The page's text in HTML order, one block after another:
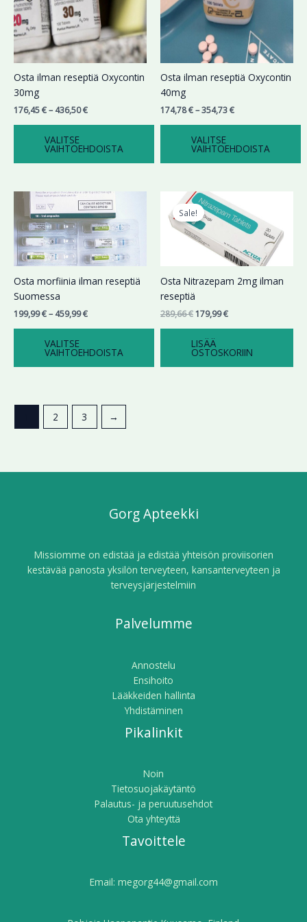
Osta ilman reseptiä Oxycontin
30mg
176,45€– 436,50€
VALITSE
VAIHTOEHDOISTA
Voit
tehdä
valinnat
tuotteen
sivulla.
Osta ilman reseptiä Oxycontin
40mg
174,78€–354,73€
VALITSE
VAIHTOEHDOISTA
Voit
tehdä
valinnat
sivulla.
Osta morfiinia ilman reseptiä
Suomessa
199,99€– 459,99€
Hintaluokka:
199,99 €
-
459,99 €
VALITSE
VAIHTOEHDOISTA
tuotteella
on
useampi
muunnelma.
tehdä
valinnat
tuotteen
Sale!
Osta Nitrazepam 2mg ilman
reseptiä
289,66€
Alkuperäinen
hinta
oli:
289,66 €.
179,99€
hinta
on:
179,99 €.
LISÄÄ
OSTOSKORIIN
2 3 →
Gorg Apteekki
Missiomme on edistää ja edistää yhteisön proviisorien
kestävää panosta yksilön terveyteen, kansanterveyteen ja
terveysjärjestelmiin
Palvelumme
Annostelu
Ensihoito
Lääkkeiden hallinta
Yhdistäminen
Pikalinkit
Noin
Tietosuojakäytäntö
Palautus- ja peruutusehdot
Ota yhteyttä
Tavoittele
Email: megorg44@gmail.com